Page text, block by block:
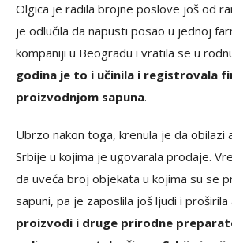
Olgica je radila brojne poslove još od
je odlučila da napusti posao u jednoj
kompaniji u Beogradu i vratila se u
godina je to i učinila i registrovala
proizvodnjom sapuna.
Ubrzo nakon toga, krenula je da obilazi
Srbije u kojima je ugovarala prodaje.
da uveća broj objekata u kojima su se
sapuni, pa je zaposlila još ljudi i proširila
proizvodi i druge prirodne